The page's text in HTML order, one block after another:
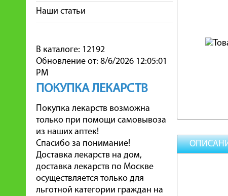
Наши статьи
В каталоге: 12192
Обновление от: 8/6/2026 12:05:01
PM
ПОКУПКА ЛЕКАРСТВ
Покупка лекарств возможна
только при помощи самовывоза
из наших аптек!
Спасибо за понимание!
Доставка лекарств на дом,
доставка лекарств по Москве
осуществляется только для
льготной категории граждан на